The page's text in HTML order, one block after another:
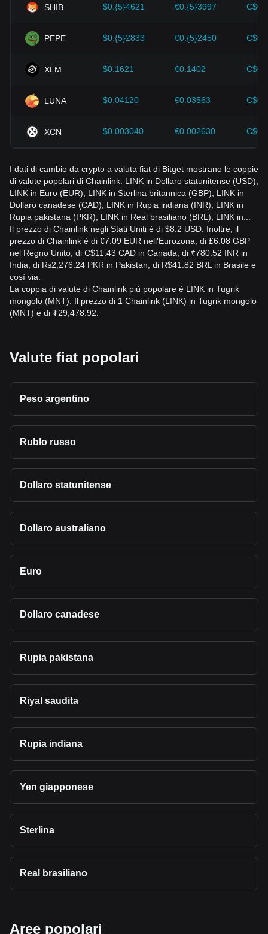
monitorare attentamente le future variazioni del prezzo di
investimento in un mercato in continua evoluzione.
SHIB $0.{5}4621 €0.{5}3997
PEPE $0.{5}2833 €0.{5}2450
XLM $0.1621 €0.1402
LUNA $0.04120 €0.03563
XCN $0.003040 €0.002630
I dati di cambio da crypto a valuta fiat di Bitget mostrano le coppie
di valute popolari di Chainlink: LINK in Dollaro statunitense (USD),
LINK in Euro (EUR), LINK in Sterlina britannica (GBP), LINK in
Dollaro canadese (CAD), LINK in Rupia indiana (INR), LINK in
Rupia pakistana (PKR), LINK in Real brasiliano (BRL), LINK in...
Il prezzo di Chainlink negli Stati Uniti è di $8.2 USD. Inoltre, il
prezzo di Chainlink è di €7.09 EUR nell'Eurozona, di £6.08 GBP
nel Regno Unito, di C$11.43 CAD in Canada, di ₹780.52 INR in
India, di ₨2,276.24 PKR in Pakistan, di R$41.82 BRL in Brasile e
così via.
La coppia di valute di Chainlink più popolare è LINK in Tugrik
mongolo (MNT). Il prezzo di 1 Chainlink (LINK) in Tugrik mongolo
(MNT) è di ₮29,478.92.
Valute fiat popolari
Peso argentino
Rublo russo
Dollaro statunitense
Dollaro australiano
Euro
Dollaro canadese
Rupia pakistana
Riyal saudita
Rupia indiana
Yen giapponese
Sterlina
Real brasiliano
Aree popolari